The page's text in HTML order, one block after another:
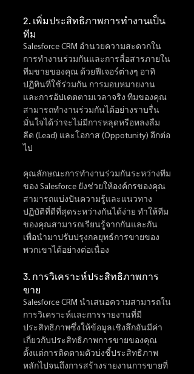
2. เพิ่มประสิทธิภาพการทำงานเป็น
ทีม
Salesforce CRM อำนวยความสะดวกใน
การทำงานร่วมกันและการสื่อสารภายใน
ทีมขายของคุณ ด้วยฟีเจอร์ต่างๆ อาทิ
ปฏิทินที่ใช้ร่วมกัน การมอบหมายงาน
และการอัปเดตตามเวลาจริง ทีมของคุณ
สามารถทำงานร่วมกันได้อย่างราบรื่น
มั่นใจได้ว่าจะไม่มีการหลุดหรือหลงลืม
ลีด (Lead) และโอกาส (Oppotunity) อีกต่อ
ไป
คุณลักษณะการทำงานร่วมกันระหว่างทีม
ของ Salesforce ยังช่วยให้องค์กรของคุณ
สามารถแบ่งปันความรู้และแนวทาง
ปฏิบัติที่ดีที่สุดระหว่างกันได้ง่าย ทำให้ทีม
ของคุณสามารถเรียนรู้จากกันและกัน
เพื่อนำมาปรับปรุงกลยุทธ์การขายของ
พวกเขาได้อย่างต่อเนื่อง
3. การวิเคราะห์ประสิทธิภาพการ
ขาย
Salesforce CRM นำเสนอความสามารถใน
การวิเคราะห์และการรายงานที่มี
ประสิทธิภาพซึ่งให้ข้อมูลเชิงลึกอันมีค่า
เกี่ยวกับประสิทธิภาพการขายของคุณ
ตั้งแต่การติดตามตัวบ่งชี้ประสิทธิภาพ
หลักไปจนถึงการสร้างรายงานการขายที่